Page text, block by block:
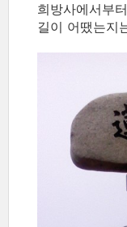
희방사에서부
길이 어땠는지